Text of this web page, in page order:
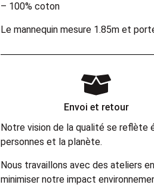
– 100% coton
Le mannequin mesure 1.85m et
Envoi et retour
Notre vision de la qualité se reflète
personnes et la planète.
Nous travaillons avec des ateliers
minimiser notre impact